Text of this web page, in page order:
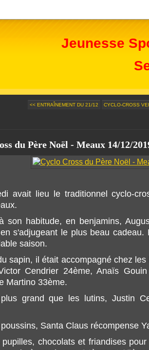
Jeunesse
<< ENTRAÎNEMENT DU 21/12 CYCLO-CROSS
du Père Noël - Meaux 14/12/
avait lieu le traditionnel cyclo-
son habitude, en benjamins,
s'adjugeant le plus beau
saison.
sapin, il était accompagné chez
Cendrier 24ème, Anaïs
Martino 33ème.
grand que les lutins, Justin
Santa Claus récompense
chocolats et friandises